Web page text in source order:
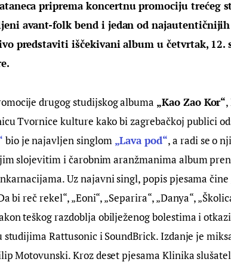
priprema koncertnu promociju trećeg
avant-folk bend i jedan od
predstaviti iščekivani album u četvrtak, 12.
drugog studijskog albuma „Kao Zao Kor“
Tvornice kulture kako bi zagrebačkoj publici
bio je najavljen singlom „Lava pod“, a radi se o
slojevitim i čarobnim aranžmanima album
Uz najavni singl, popis pjesama
bi reč rekel“, „Eoni“, „Separira“, „Danya“,
teškog razdoblja obilježenog bolestima i
Rattusonic i SoundBrick. Izdanje je
Motovunski. Kroz deset pjesama Klinika